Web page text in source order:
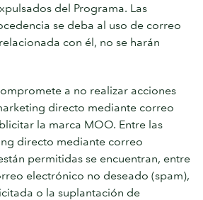
del Programa. Las
se deba al uso de correo
con él, no se harán
a no realizar acciones
directo mediante correo
la marca MOO. Entre las
directo mediante correo
permitidas se encuentran, entre
electrónico no deseado (spam),
o la suplantación de